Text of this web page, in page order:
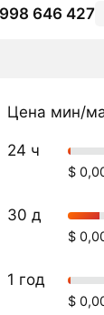
998 646 427
Цена мин/
24 ч
$
30 д
$
1 год
$